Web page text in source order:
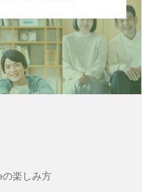
の楽しみ方